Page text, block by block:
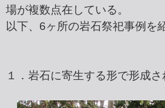
場が複数点在している。
以下、6ヶ所の岩石祭祀事例を
１．岩石に寄生する形で形成